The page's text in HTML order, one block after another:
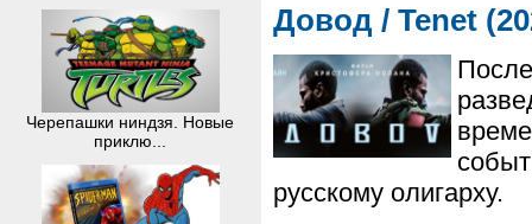
Черепашки ниндзя. Новые
приклю...
Довод / Tenet
русскому олигарху.